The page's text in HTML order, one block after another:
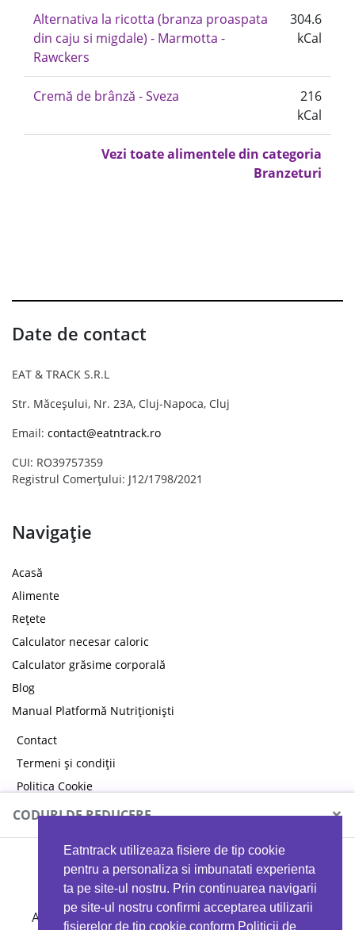
Eatntrack utilizeaza fisiere de tip cookie
pentru a personaliza si imbunatati experienta
ta pe site-ul nostru. Prin continuarea navigarii
pe site-ul nostru confirmi acceptarea utilizarii
fisierelor de tip cookie conform Politicii de
Alternativa la ricotta (branza proaspata
din caju si migdale) - Marmotta -
Rawckers
304.6
kCal
Cremă de brânză - Sveza
216
kCal
Vezi toate alimentele din categoria
Branzeturi
Date de contact
EAT & TRACK S.R.L
Str. Măceșului, Nr. 23A, Cluj-Napoca, Cluj
Email: contact@eatntrack.ro
CUI: RO39757359
Registrul Comerțului: J12/1798/2021
Navigație
Acasă
Alimente
Rețete
Calculator necesar caloric
Calculator grăsime corporală
Blog
Manual Platformă Nutriționiști
Contact
Termeni și condiții
Politica Cookie
Politica de confidențialitate
CODURI DE REDUCERE ×
MYPROTEIN
Ai 40%reducere la orice comandă folosind codul